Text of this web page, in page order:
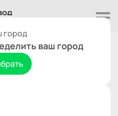
город
ваш город
1220 мм.